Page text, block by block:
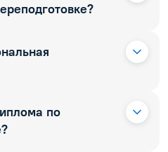
по